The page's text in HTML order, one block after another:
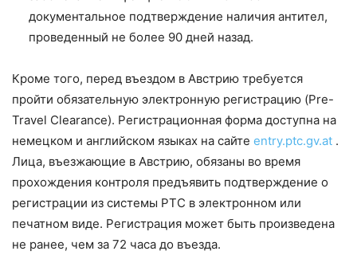
документальное подтверждение наличия антител,
проведенный не более 90 дней назад.
Кроме того, перед въездом в Австрию требуется
пройти обязательную электронную регистрацию (Pre-
Travel Clearance). Регистрационная форма доступна на
немецком и английском языках на сайте entry.ptc.gv.at .
Лица, въезжающие в Австрию, обязаны во время
прохождения контроля предъявить подтверждение о
регистрации из системы PTC в электронном или
печатном виде. Регистрация может быть произведена
не ранее, чем за 72 часа до въезда.